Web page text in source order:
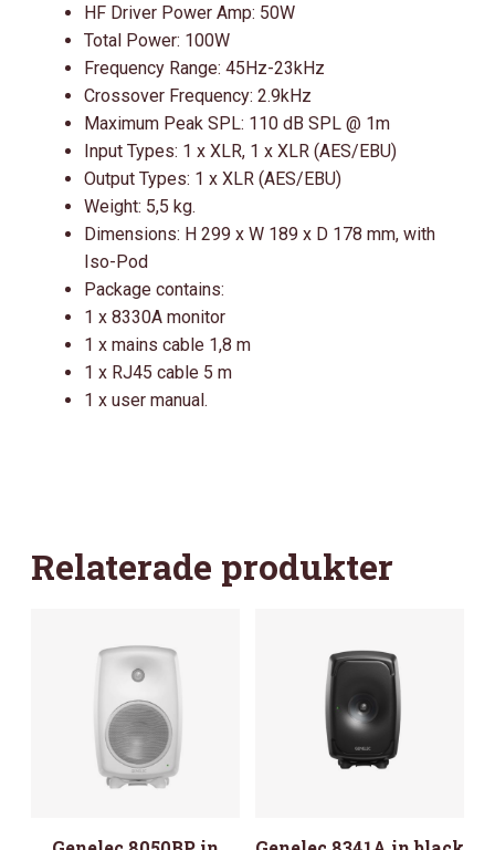
HF Driver Power Amp: 50W
Total Power: 100W
Frequency Range: 45Hz-23kHz
Crossover Frequency: 2.9kHz
Maximum Peak SPL: 110 dB SPL @ 1m
Input Types: 1 x XLR, 1 x XLR (AES/EBU)
Output Types: 1 x XLR (AES/EBU)
Weight: 5,5 kg.
Dimensions: H 299 x W 189 x D 178 mm, with
Iso-Pod
Package contains:
1 x 8330A monitor
1 x mains cable 1,8 m
1 x RJ45 cable 5 m
1 x user manual.
Relaterade produkter